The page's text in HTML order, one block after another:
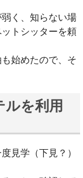
く、知らない場
トシッターを頼
始めたので、そ
ルを利用
見学（下見？）